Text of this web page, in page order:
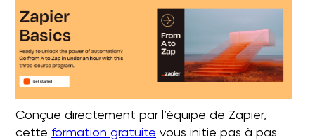
Conçue directement par l’équipe de Zapier,
cette formation gratuite vous initie pas à pas